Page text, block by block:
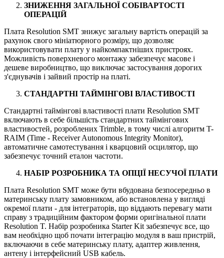
ЗНИЖЕННЯ ЗАГАЛЬНОЇ СОБІВАРТОСТІ
ОПЕРАЦІЙ
Плата Resolution SMT знижує загальну вартість операцій за
рахунок свого мініатюрного розміру, що дозволяє
використовувати плату у найкомпактніших пристроях.
Можливість поверхневого монтажу забезпечує масове і
дешеве виробництво, що виключає застосування дорогих
з'єднувачів і зайвий простір на платі.
СТАНДАРТНІ ТАЙМІНГОВІ ВЛАСТИВОСТІ
Стандартні таймінгові властивості плати Resolution SMT
включають в себе більшість стандартних таймінгових
властивостей, розроблених Trimble, в тому числі алгоритм T-
RAIM (Time - Receiver Autonomous Integrity Monitor),
автоматичне самотестування і кварцовий осцилятор, що
забезпечує точний еталон частоти.
НАБІР РОЗРОБНИКА ТА ОПЦІЇ НЕСУЧОЇ ПЛАТИ
Плата Resolution SMT може бути вбудована безпосередньо в
материнську плату замовником, або встановлена у вигляді
окремої плати - для інтеграторів, що віддають перевагу мати
справу з традиційним фактором форми оригінальної плати
Resolution T. Набір розробника Starter Kit забезпечує все, що
вам необхідно щоб почати інтеграцію модуля в ваш пристрій,
включаючи в себе материнську плату, адаптер живлення,
антену і інтерфейсний USB кабель.